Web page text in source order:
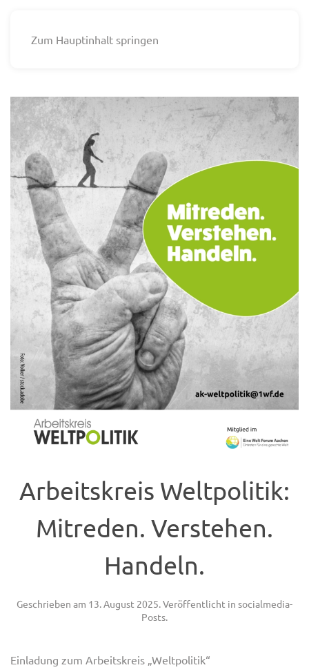
Zum Hauptinhalt springen
Arbeitskreis Weltpolitik:
Mitreden. Verstehen.
Handeln.
Geschrieben am 13. August 2025. Veröffentlicht in socialmedia-
Posts.
Einladung zum Arbeitskreis „Weltpolitik“